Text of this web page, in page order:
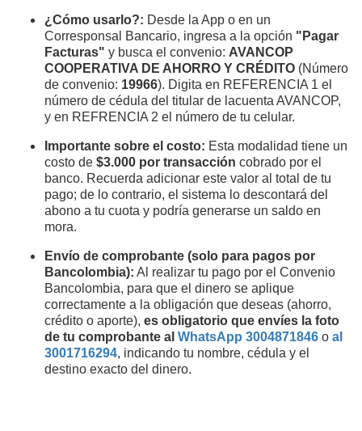
¿Cómo usarlo?: Desde la App o en un
Corresponsal Bancario, ingresa a la opción "Pagar
Facturas" y busca el convenio: AVANCOP
COOPERATIVA DE AHORRO Y CRÉDITO (Número
de convenio: 19966). Digita en REFERENCIA 1 el
número de cédula del titular de lacuenta AVANCOP,
y en REFRENCIA 2 el número de tu celular.
Importante sobre el costo: Esta modalidad tiene un
costo de $3.000 por transacción cobrado por el
banco. Recuerda adicionar este valor al total de tu
pago; de lo contrario, el sistema lo descontará del
abono a tu cuota y podría generarse un saldo en
mora.
Envío de comprobante (solo para pagos por
Bancolombia): Al realizar tu pago por el Convenio
Bancolombia, para que el dinero se aplique
correctamente a la obligación que deseas (ahorro,
crédito o aporte), es obligatorio que envíes la foto
de tu comprobante al WhatsApp 3004871846 o al
3001716294, indicando tu nombre, cédula y el
destino exacto del dinero.